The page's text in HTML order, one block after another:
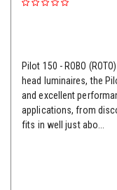
Pilot 150 - ROBO
head luminaires, the
and excellent
applications, from
fits in well just abo...